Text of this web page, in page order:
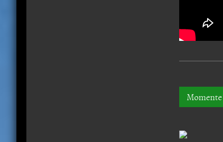
Momente